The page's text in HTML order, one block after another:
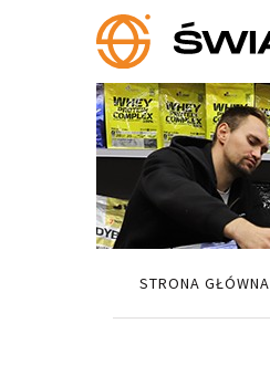
STRONA GŁÓWNA